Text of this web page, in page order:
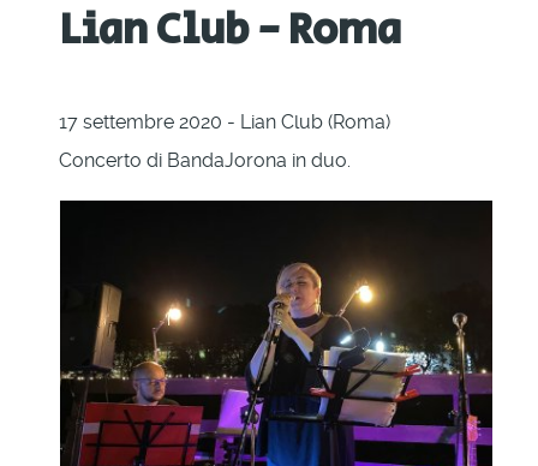
Lian Club - Roma
17 settembre 2020 - Lian Club (Roma)
Concerto di BandaJorona in duo.